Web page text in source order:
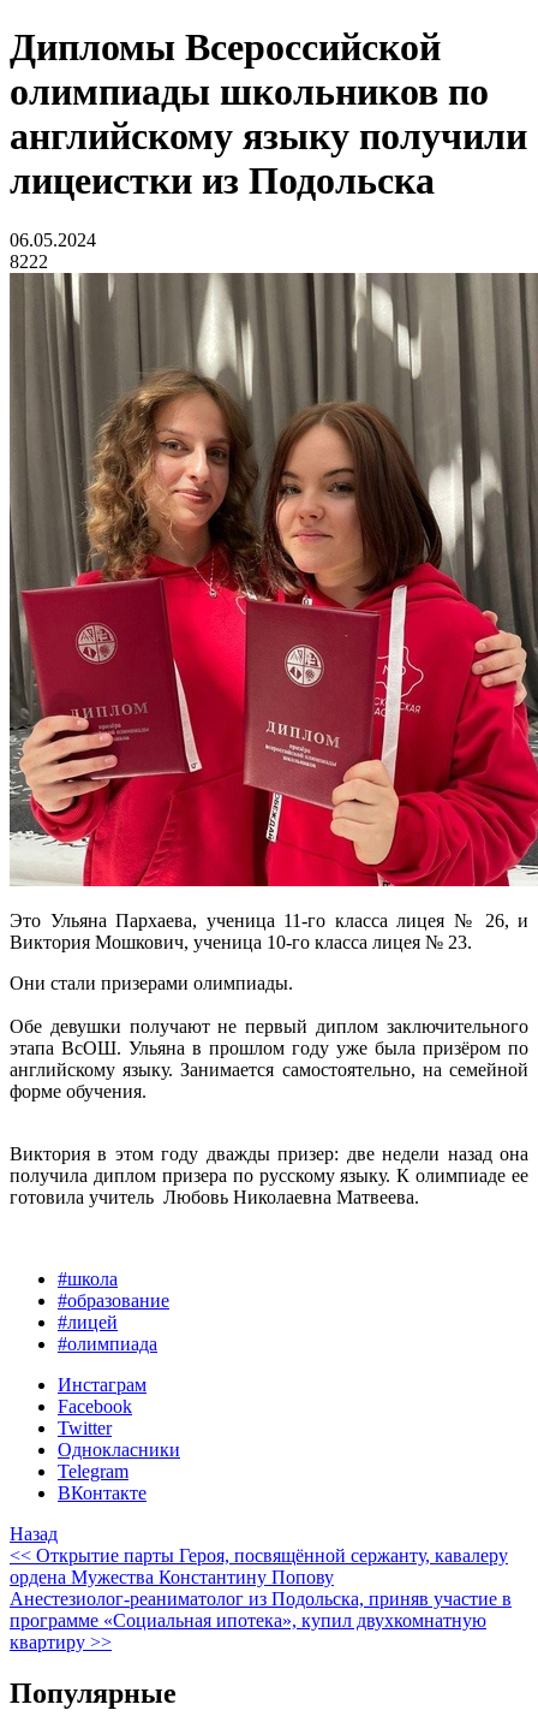
Дипломы Всероссийской
олимпиады школьников по
английскому языку получили
лицеистки из Подольска
06.05.2024
8222
Это Ульяна Пархаева, ученица 11-го класса лицея № 26, и
Виктория Мошкович, ученица 10-го класса лицея № 23.
Они стали призерами олимпиады.
Обе девушки получают не первый диплом заключительного
этапа ВсОШ. Ульяна в прошлом году уже была призёром по
английскому языку. Занимается самостоятельно, на семейной
форме обучения.
Виктория в этом году дважды призер: две недели назад она
получила диплом призера по русскому языку. К олимпиаде ее
готовила учитель Любовь Николаевна Матвеева.
#школа
#образование
#лицей
#олимпиада
Инстаграм
Facebook
Twitter
Однокласники
Telegram
ВКонтакте
Назад
<< Открытие парты Героя, посвящённой сержанту, кавалеру
ордена Мужества Константину Попову
Анестезиолог-реаниматолог из Подольска, приняв участие в
программе «Социальная ипотека», купил двухкомнатную
квартиру >>
Популярные